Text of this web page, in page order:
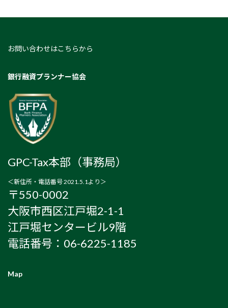
お問い合わせはこちらから
銀行融資プランナー協会
GPC-Tax本部（事務局）
＜新住所・電話番号 2021.5.1より＞
〒550-0002
大阪市西区江戸堀2-1-1
江戸堀センタービル9階
電話番号：06-6225-1185
Map